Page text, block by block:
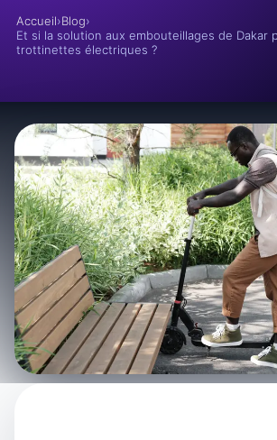
Accueil›Blog›
Et si la solution aux embouteillages de Dakar
trottinettes électriques ?